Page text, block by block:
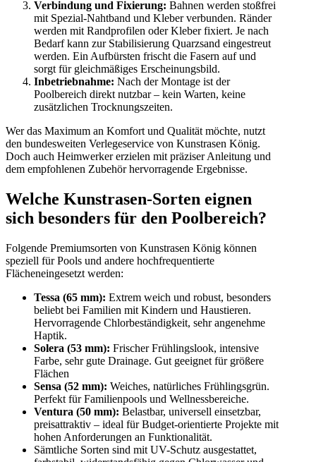
Verbindung und Fixierung: Bahnen werden stoßfrei
mit Spezial-Nahtband und Kleber verbunden. Ränder
werden mit Randprofilen oder Kleber fixiert. Je nach
Bedarf kann zur Stabilisierung Quarzsand eingestreut
werden. Ein Aufbürsten frischt die Fasern auf und
sorgt für gleichmäßiges Erscheinungsbild.
Inbetriebnahme: Nach der Montage ist der
Poolbereich direkt nutzbar – kein Warten, keine
zusätzlichen Trocknungszeiten.
Wer das Maximum an Komfort und Qualität möchte, nutzt
den bundesweiten Verlegeservice von Kunstrasen König.
Doch auch Heimwerker erzielen mit präziser Anleitung und
dem empfohlenen Zubehör hervorragende Ergebnisse.
Welche Kunstrasen-Sorten eignen
sich besonders für den Poolbereich?
Folgende Premiumsorten von Kunstrasen König können
speziell für Pools und andere hochfrequentierte
Flächeneingesetzt werden:
Tessa (65 mm): Extrem weich und robust, besonders
beliebt bei Familien mit Kindern und Haustieren.
Hervorragende Chlorbeständigkeit, sehr angenehme
Haptik.
Solera (53 mm): Frischer Frühlingslook, intensive
Farbe, sehr gute Drainage. Gut geeignet für größere
Flächen
Sensa (52 mm): Weiches, natürliches Frühlingsgrün.
Perfekt für Familienpools und Wellnessbereiche.
Ventura (50 mm): Belastbar, universell einsetzbar,
preisattraktiv – ideal für Budget-orientierte Projekte mit
hohen Anforderungen an Funktionalität.
Sämtliche Sorten sind mit UV-Schutz ausgestattet,